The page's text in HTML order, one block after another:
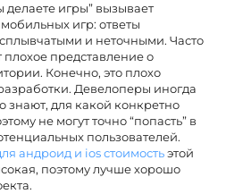
делаете игры” вызывает
игр: ответы
и неточными. Часто
представление о
Конечно, это плохо
Девелоперы иногда
знают, для какой конкретно
не могут точно “попасть” в
пользователей.
андроид и ios стоимостьэтой
поэтому лучше хорошо